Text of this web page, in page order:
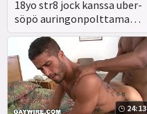
18yo str8 jock kanssa uber-
söpö auringonpolttama
saa survotaan ulos
24:13